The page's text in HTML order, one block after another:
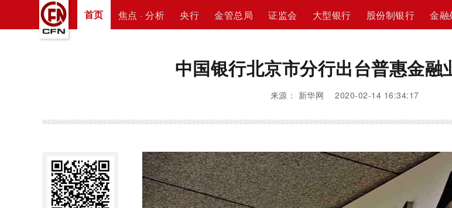
首页 焦点 · 分析 央行 金管总局 证监会 大型银行 股份制银行 金融
中国银行北京市分行出台普惠金融
来源： 新华网 2020-02-14 16:34:17